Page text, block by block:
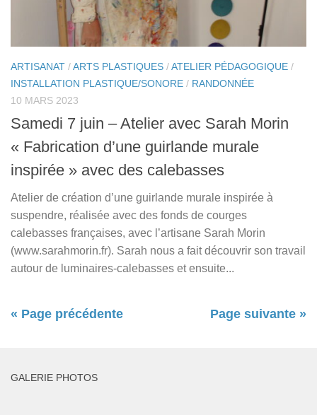
ARTISANAT /ARTS PLASTIQUES /ATELIER PÉDAGOGIQUE /
INSTALLATION PLASTIQUE/SONORE / RANDONNÉE
10 MARS 2023
Samedi 7 juin – Atelier avec Sarah Morin
« Fabrication d’une guirlande murale
inspirée » avec des calebasses
Atelier de création d’une guirlande murale inspirée à
suspendre, réalisée avec des fonds de courges
calebasses françaises, avec l’artisane Sarah Morin
(www.sarahmorin.fr). Sarah nous a fait découvrir son travail
autour de luminaires-calebasses et ensuite...
« Page précédente Page suivante »
GALERIE PHOTOS